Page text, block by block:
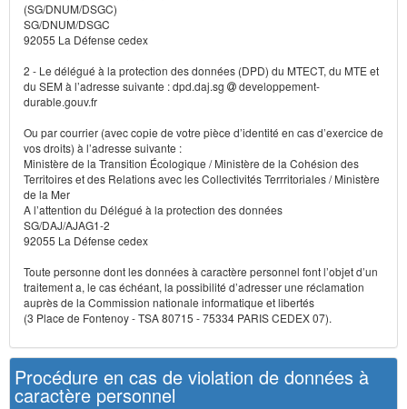
(SG/DNUM/DSGC)
SG/DNUM/DSGC
92055 La Défense cedex
2 - Le délégué à la protection des données (DPD) du MTECT, du MTE et
du SEM à l’adresse suivante : dpd.daj.sg
developpement-
durable.gouv.fr
Ou par courrier (avec copie de votre pièce d’identité en cas d’exercice de
vos droits) à l’adresse suivante :
Ministère de la Transition Écologique / Ministère de la Cohésion des
Territoires et des Relations avec les Collectivités Terrritoriales / Ministère
de la Mer
A l’attention du Délégué à la protection des données
SG/DAJ/AJAG1-2
92055 La Défense cedex
Toute personne dont les données à caractère personnel font l’objet d’un
traitement a, le cas échéant, la possibilité d’adresser une réclamation
auprès de la Commission nationale informatique et libertés
(3 Place de Fontenoy - TSA 80715 - 75334 PARIS CEDEX 07).
Procédure en cas de violation de données à
caractère personnel